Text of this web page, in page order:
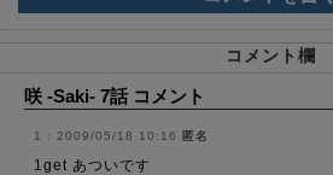
コメント欄
咲 -Saki- 7話 コメント
2009/05/18 10:16 匿名
1get あついです